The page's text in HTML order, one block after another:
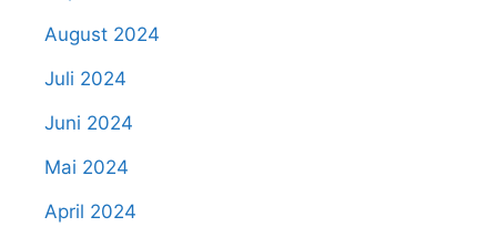
August 2024
Juli 2024
Juni 2024
Mai 2024
April 2024